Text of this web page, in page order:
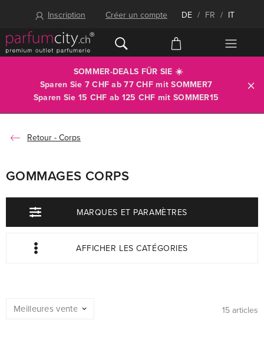
Inscription Créer un compte DE / FR / IT
SOMMER-DEALS FÜR SIE ☀️
Sparen Sie 7 CHF ab 77 CHF mitSOMMER7
Sparen Sie 15 CHF ab 125 CHF mit SOMMER15
Corps
GOMMAGES CORPS
MARQUES ET PARAMÈTRES
AFFICHER LES CATÉGORIES
15 articles